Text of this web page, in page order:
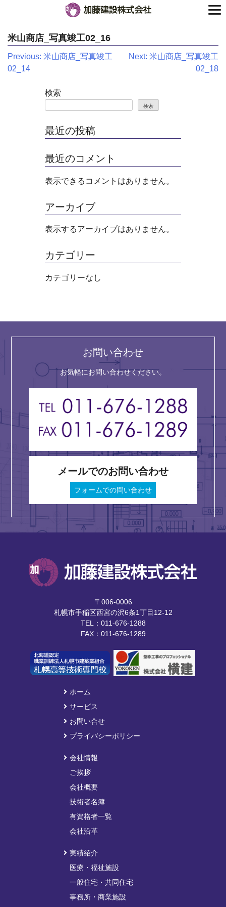
米山商店_写真竣工02_16
投
稿
Previous: 米山商店_写真竣工
02_14
Next: 米山商店_写真竣工
02_18
検索
検索
最近の投稿
最近のコメント
表示できるコメントはありません。
アーカイブ
表示するアーカイブはありません。
カテゴリー
カテゴリーなし
お問い合わせ
お気軽にお問い合わせください。
メールでのお問い合わせ
フォームでの問い合わせ
〒006-0006
札幌市手稲区西宮の沢6条1丁目12-12
TEL：011-676-1288
FAX：011-676-1289
ホーム
サービス
お問い合せ
プライバシーポリシー
会社情報
ご挨拶
会社概要
技術者名簿
有資格者一覧
会社沿革
実績紹介
医療・福祉施設
一般住宅・共同住宅
事務所・商業施設